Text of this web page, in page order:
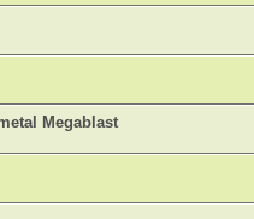
Megablast